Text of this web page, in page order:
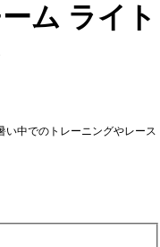
ム ライト
中でのトレーニングやレース